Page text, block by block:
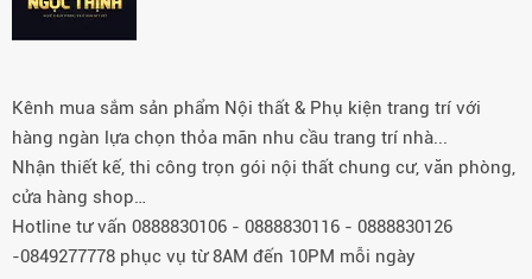
Kênh mua sắm sản phẩm Nội thất & Phụ kiện trang trí với
hàng ngàn lựa chọn thỏa mãn nhu cầu trang trí nhà...
Nhận thiết kế, thi công trọn gói nội thất chung cư, văn phòng,
cửa hàng shop…
Hotline tư vấn 0888830106 - 0888830116 - 0888830126
-0849277778 phục vụ từ 8AM đến 10PM mỗi ngày